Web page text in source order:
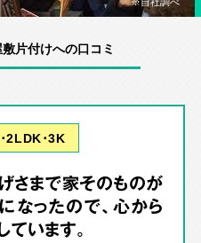
片付けへの口コミ
2LDK･3K
さまで家そのものが
なったので、心から
ています。